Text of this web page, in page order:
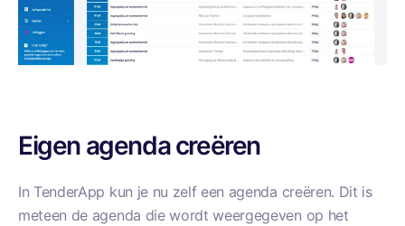
Eigen agenda creëren
In TenderApp kun je nu zelf een agenda creëren. Dit is
meteen de agenda die wordt weergegeven op het